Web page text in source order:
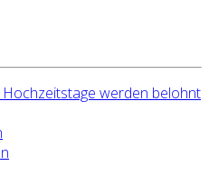
werden belohnt